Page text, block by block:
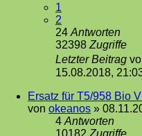
1
2
24 Antworten
32398 Zugriffe
Letzter Beitrag
15.08.2018,
Ersatz für T5/958 Bio
von okeanos »
4 Antworten
10182 Zugriffe